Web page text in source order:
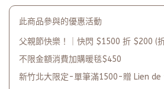
此商品參與的優惠活動
父親節快樂！｜快閃 $1500 折 $200 (折
不限金額消費加購暖毯$450
新竹北大限定-單筆滿1500-贈 Lien